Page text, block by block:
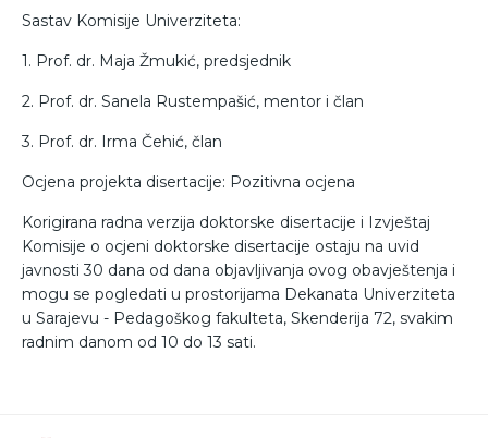
Sastav Komisije Univerziteta:
1. Prof. dr. Maja Žmukić, predsjednik
2. Prof. dr. Sanela Rustempašić, mentor i član
3. Prof. dr. Irma Čehić, član
Ocjena projekta disertacije: Pozitivna ocjena
Korigirana radna verzija doktorske disertacije i Izvještaj
Komisije o ocjeni doktorske disertacije ostaju na uvid
javnosti 30 dana od dana objavljivanja ovog obavještenja i
mogu se pogledati u prostorijama Dekanata Univerziteta
u Sarajevu - Pedagoškog fakulteta, Skenderija 72, svakim
radnim danom od 10 do 13 sati.